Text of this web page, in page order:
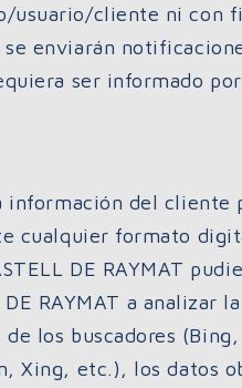
usuario/cliente ni con
enviarán
ser informado
del cliente
formato
DE RAYMAT
RAYMAT a analizar
los buscadores
Xing, etc.), los datos